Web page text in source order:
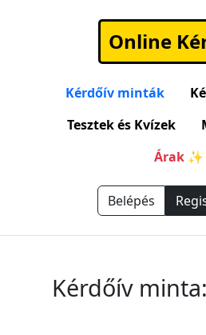
Online
Kérdőív minták
Tesztek és Kvízek
Árak ✨
Belépés
Kérdőív